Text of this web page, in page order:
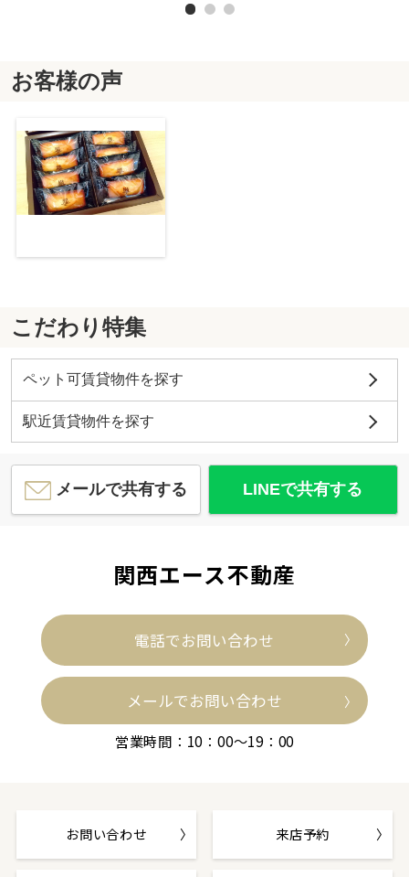
お客様の声
こだわり特集
ペット可賃貸物件を探す
駅近賃貸物件を探す
メールで共有する LINEで共有する
関西エース不動産
電話でお問い合わせ
メールでお問い合わせ
営業時間：10：00～19：00
お問い合わせ 来店予約